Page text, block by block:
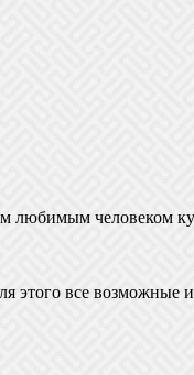
любимым человеком
этого все возможные